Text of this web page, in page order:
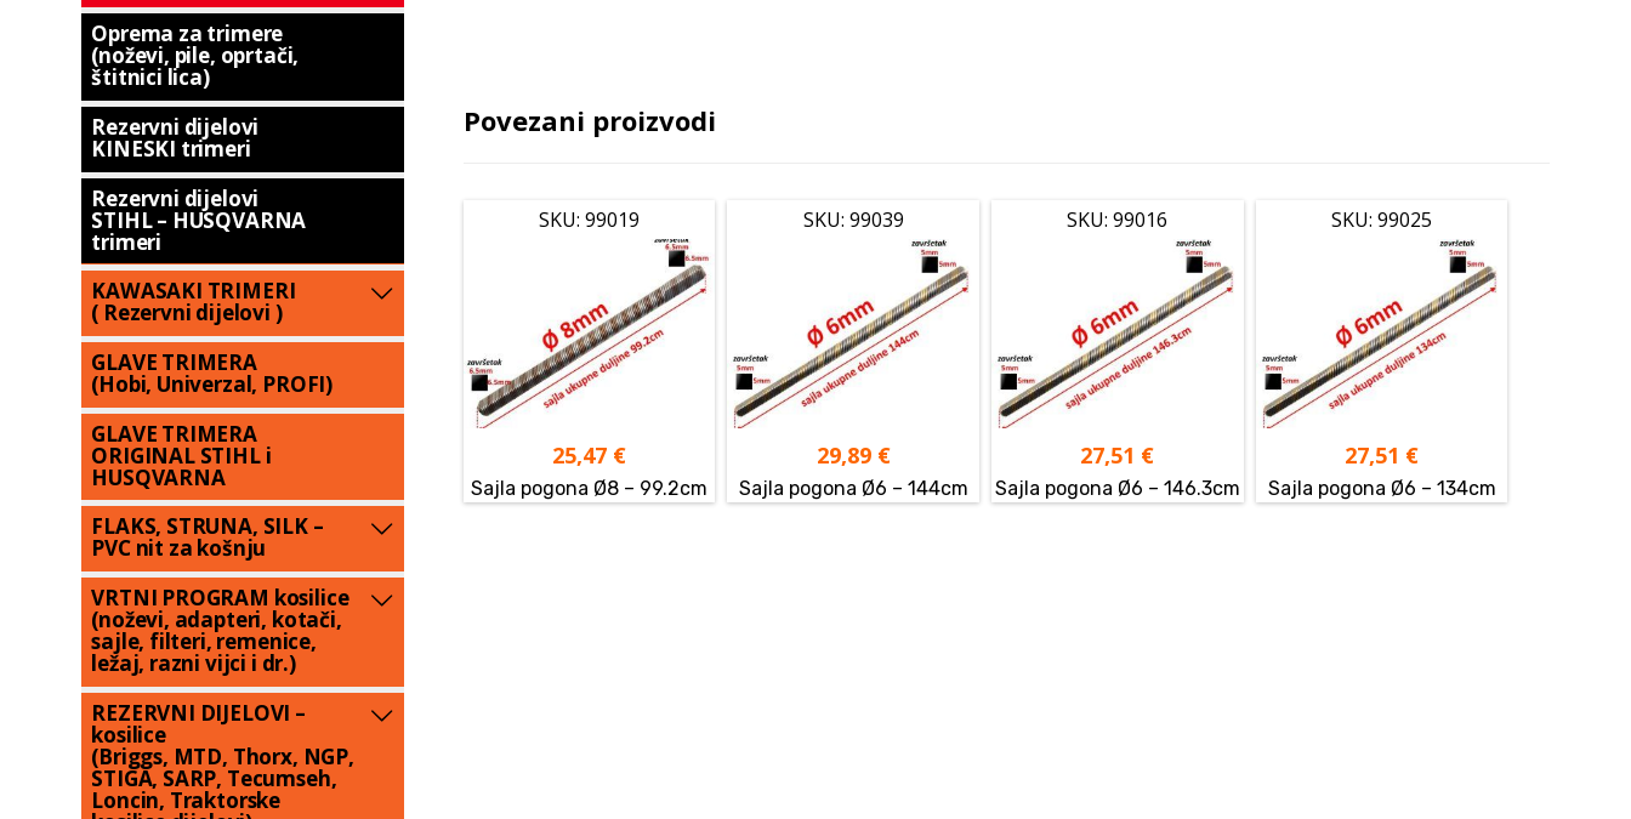
Povezani proizvodi
SKU: 99019
25,47 €
Sajla pogona Ø8 – 99.2cm
SKU: 99039
29,89 €
Sajla pogona Ø6 – 144cm
SKU: 99016
27,51 €
Sajla pogona Ø6 – 146.3cm
SKU: 99025
27,51 €
Sajla pogona Ø6 – 134cm
Oprema za trimere
(noževi, pile, oprtači,
štitnici lica)
Rezervni dijelovi
KINESKI trimeri
Rezervni dijelovi
STIHL – HUSQVARNA
trimeri
KAWASAKI TRIMERI
( Rezervni dijelovi )
GLAVE TRIMERA
(Hobi, Univerzal, PROFI)
GLAVE TRIMERA
ORIGINAL STIHL i
HUSQVARNA
FLAKS, STRUNA, SILK –
PVC nit za košnju
VRTNI PROGRAM kosilice
(noževi, adapteri, kotači,
sajle, filteri, remenice,
ležaj, razni vijci i dr.)
REZERVNI DIJELOVI –
kosilice
(Briggs, MTD, Thorx, NGP,
STIGA, SARP, Tecumseh,
Loncin, Traktorske